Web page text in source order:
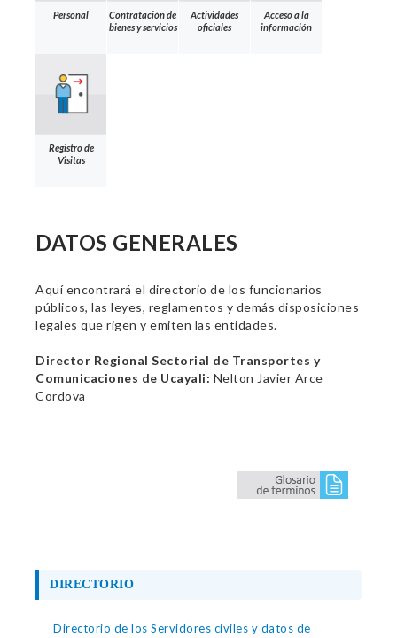
Personal
Contratación de
bienes y servicios
Actividades
oficiales
Acceso a la
información
Registro de
Visitas
DATOS GENERALES
Aquí encontrará el directorio de los funcionarios
públicos, las leyes, reglamentos y demás disposiciones
legales que rigen y emiten las entidades.
Director Regional Sectorial de Transportes y
Comunicaciones de Ucayali: Nelton Javier Arce
Cordova
DIRECTORIO
Directorio de los Servidores civiles y datos de